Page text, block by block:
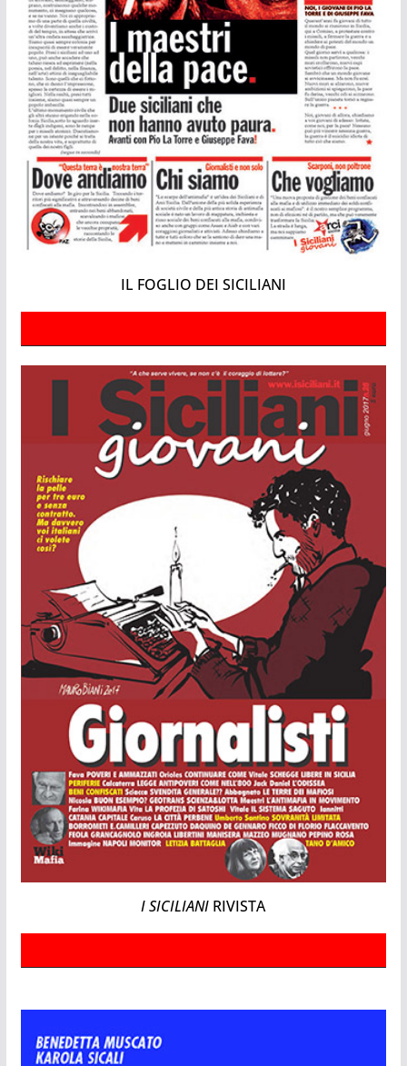
IL FOGLIO DEI SICILIANI
I SICILIANI RIVISTA